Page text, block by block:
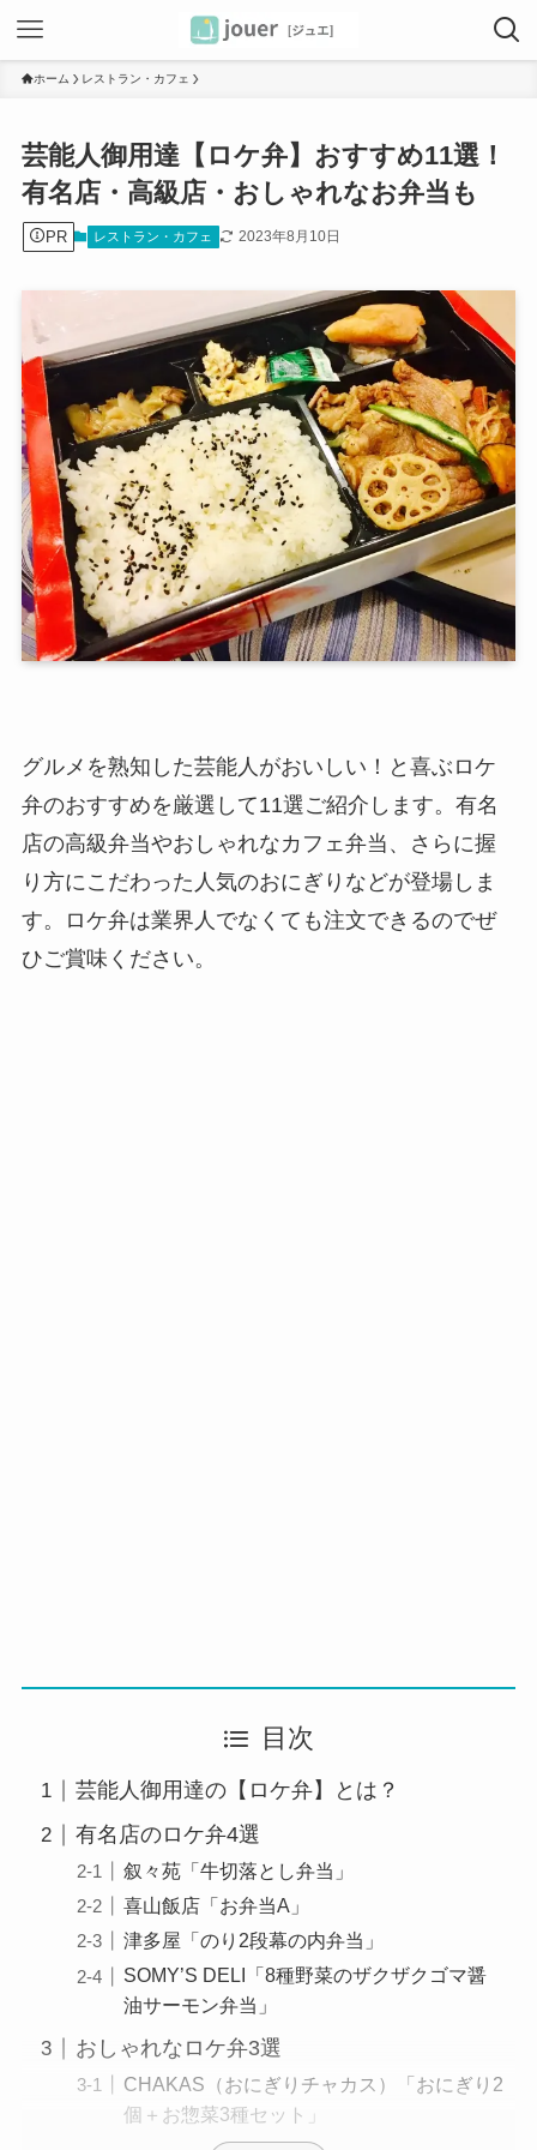
ホーム レストラン・カフェ
芸能人御用達【ロケ弁】おすすめ11選！
有名店・高級店・おしゃれなお弁当も
PR レストラン・カフェ 2023年8月10日
グルメを熟知した芸能人がおいしい！と喜ぶロケ
弁のおすすめを厳選して11選ご紹介します。有名
店の高級弁当やおしゃれなカフェ弁当、さらに握
り方にこだわった人気のおにぎりなどが登場しま
す。ロケ弁は業界人でなくても注文できるのでぜ
ひご賞味ください。
目次
芸能人御用達の【ロケ弁】とは？
有名店のロケ弁4選
叙々苑「牛切落とし弁当」
喜山飯店「お弁当A」
津多屋「のり2段幕の内弁当」
SOMY’S DELI「8種野菜のザクザクゴマ醤
油サーモン弁当」
おしゃれなロケ弁3選
CHAKAS（おにぎりチャカス）「おにぎり2
個＋お惣菜3種セット」